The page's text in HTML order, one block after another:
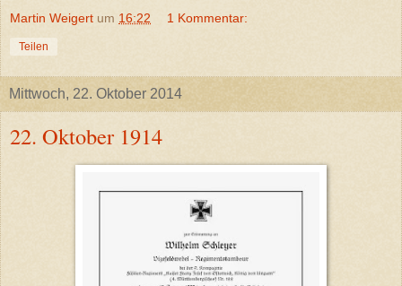
Martin Weigert um 16:22 1 Kommentar:
Teilen
Mittwoch, 22. Oktober 2014
22. Oktober 1914